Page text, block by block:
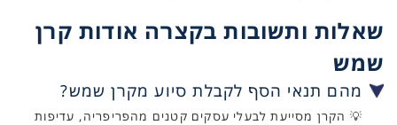
שאלות ותשובות בקצרה אודות קרן
שמש
מהם תנאי הסף לקבלת סיוע מקרן שמש?
💡 הקרן מסייעת לבעלי עסקים קטנים מהפריפריה, עדיפות